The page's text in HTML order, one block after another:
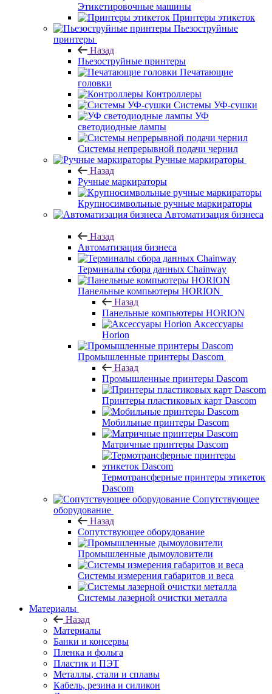
Этикетировочные машины
Принтеры этикеток
Пьезоструйные
принтеры
Назад
Пьезоструйные принтеры
Печатающие
головки
Контроллеры
Системы УФ-сушки
УФ
светодиодные лампы
Системы непрерывной подачи чернил
Ручные маркираторы
Назад
Ручные маркираторы
Крупносимвольные ручные маркираторы
Автоматизация бизнеса
Назад
Автоматизация бизнеса
Терминалы сбора данных Chainway
Панельные компьютеры HORION
Назад
Панельные компьютеры HORION
Аксессуары
Horion
Промышленные принтеры Dascom
Назад
Промышленные принтеры Dascom
Принтеры пластиковых карт Dascom
Мобильные принтеры Dascom
Матричные принтеры Dascom
Термотрансферные принтеры этикеток
Dascom
Сопутствующее
оборудование
Назад
Сопутствующее оборудование
Промышленные дымоуловители
Системы измерения габаритов и веса
Системы лазерной очистки металла
Материалы
Назад
Материалы
Банки и консервы
Пленка и фольга
Пластик и ПЭТ
Металлы, стали и сплавы
Кабель, резина и силикон